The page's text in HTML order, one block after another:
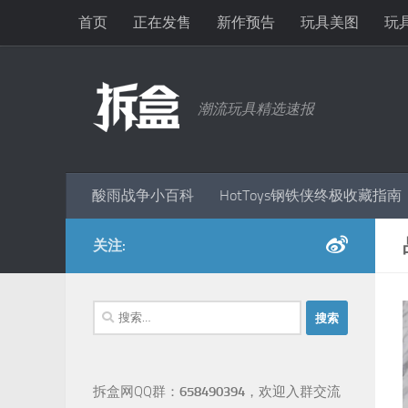
跳至内容首页 正在发售 新作预告 玩具美图 玩
潮流玩具精选速报
酸雨战争小百科 HotToys钢铁侠终极收藏指南
关注:
搜
索：
拆盒网QQ群： 658490394 ，欢迎入群交流